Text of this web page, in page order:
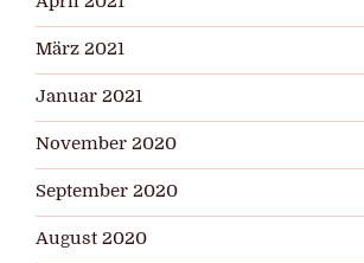
März 2021
Januar 2021
November 2020
September 2020
August 2020